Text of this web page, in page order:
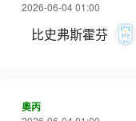
2026-06-04 01:00
比史弗斯霍芬
奥丙